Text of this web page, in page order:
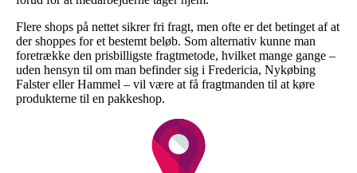
Flere shops på nettet sikrer fri fragt, men ofte er det betinget af at
der shoppes for et bestemt beløb. Som alternativ kunne man
foretrække den prisbilligste fragtmetode, hvilket mange gange –
uden hensyn til om man befinder sig i Fredericia, Nykøbing
Falster eller Hammel – vil være at få fragtmanden til at køre
produkterne til en pakkeshop.